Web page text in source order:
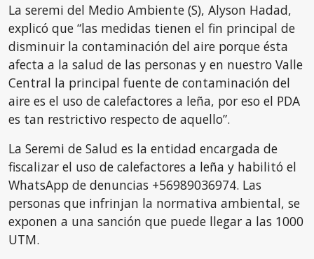
La seremi del Medio Ambiente (S), Alyson Hadad,
explicó que “las medidas tienen el fin principal de
disminuir la contaminación del aire porque ésta
afecta a la salud de las personas y en nuestro Valle
Central la principal fuente de contaminación del
aire es el uso de calefactores a leña, por eso el PDA
es tan restrictivo respecto de aquello”.
La Seremi de Salud es la entidad encargada de
fiscalizar el uso de calefactores a leña y habilitó el
WhatsApp de denuncias +56989036974. Las
personas que infrinjan la normativa ambiental, se
exponen a una sanción que puede llegar a las 1000
UTM.